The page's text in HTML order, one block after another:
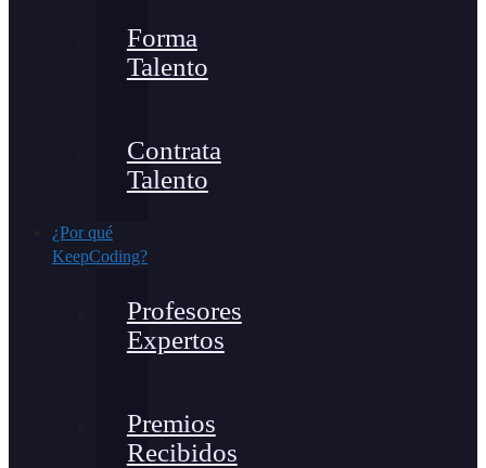
Forma
Talento
Contrata
Talento
¿Por qué
KeepCoding?
Profesores
Expertos
Premios
Recibidos